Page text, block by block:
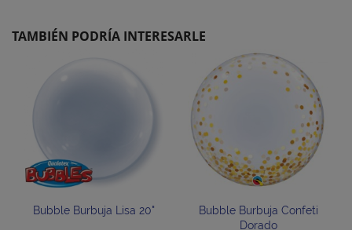
TAMBIÉN PODRÍA INTERESARLE
Bubble Burbuja Lisa 20"
Bubble Burbuja Confeti
Dorado